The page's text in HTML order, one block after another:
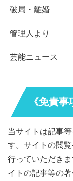
破局・離婚
管理人より
芸能ニュース
《免責事
当サイトは記事
す。サイトの閲
行っていただき
イトの記事等の